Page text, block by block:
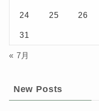
24 25 26
31
« 7月
New Posts